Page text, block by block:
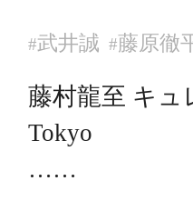
#武井誠 #藤原徹
藤村龍至 キュ
Tokyo
……